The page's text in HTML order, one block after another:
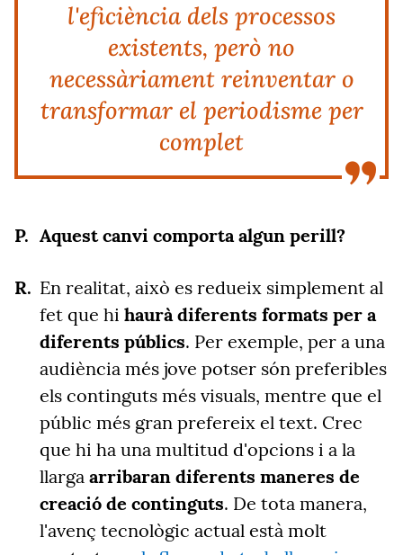
l'eficiència dels processos
existents, però no
necessàriament reinventar o
transformar el periodisme per
complet
Aquest canvi comporta algun perill?
En realitat, això es redueix simplement al
fet que hi haurà diferents formats per a
diferents públics. Per exemple, per a una
audiència més jove potser són preferibles
els continguts més visuals, mentre que el
públic més gran prefereix el text. Crec
que hi ha una multitud d'opcions i a la
llarga arribaran diferents maneres de
creació de continguts. De tota manera,
l'avenç tecnològic actual està molt